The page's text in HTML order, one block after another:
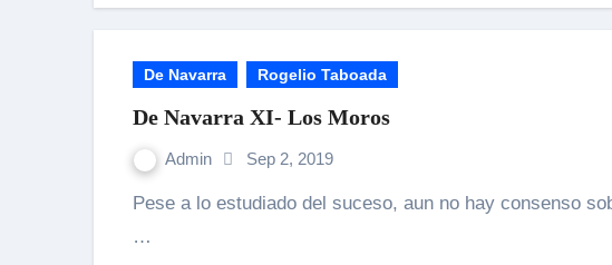
De Navarra Rogelio Taboada
De Navarra XI- Los Moros
Admin Sep 2, 2019
Pese a lo estudiado del suceso, aun no hay consenso sobre cómo fue su llegada a la península.
…